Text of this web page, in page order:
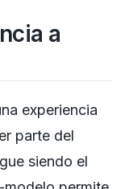
a
experiencia
parte del
siendo el